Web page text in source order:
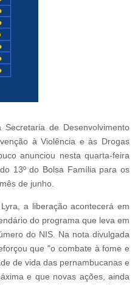
de Desenvolvimento
à Violência e às Drogas
anunciou nesta quarta-feira
13º do Bolsa Família para os
de junho.
a liberação acontecerá em
do programa que leva em
do NIS. Na nota divulgada
que "o combate à fome e
de vida das pernambucanas e
e que novas ações, ainda